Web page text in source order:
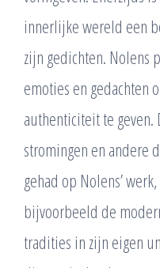
innerlijke wereld een
zijn gedichten. Nolens
emoties en gedachten
authenticiteit te geven.
stromingen en andere
gehad op Nolens’
bijvoorbeeld de
tradities in zijn eigen